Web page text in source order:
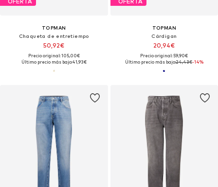
TOPMAN
Chaqueta de entretiempo
50,92€
Precio original: 105,00€
Último precio más bajo:41,93€
TOPMAN
Cárdigan
20,94€
Precio original: 59,90€
Último precio más bajo:24,43€-14%